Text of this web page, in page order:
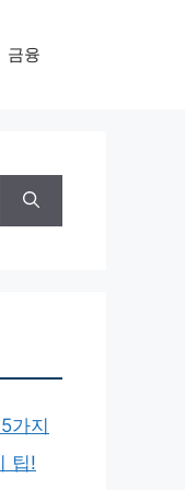
금융
가지
팁!